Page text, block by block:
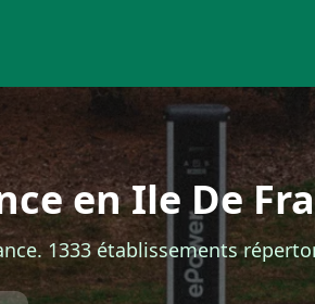
en Ile De
1333 établissements